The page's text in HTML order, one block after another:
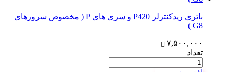
باتری ریدکنترلر P420 و سری های P ( مخصوص سرورهای
G8 )
۷,۵۰۰,۰۰۰
تعداد